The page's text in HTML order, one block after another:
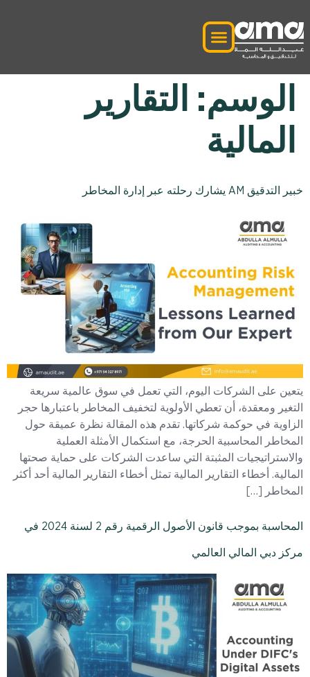
الوسم: التقارير
المالية
خبير التدقيق AM يشارك رحلته عبر إدارة المخاطر
يتعين على الشركات اليوم، التي تعمل في سوق عالمية سريعة
التغير ومعقدة، أن تعطي الأولوية لتخفيف المخاطر باعتبارها حجر
الزاوية في حوكمة شركاتها. تقدم هذه المقالة نظرة عميقة حول
المخاطر المحاسبية الحرجة، مع استكمال الأمثلة العملية
والاستراتيجيات المثبتة التي ساعدت الشركات على حماية صحتها
المالية. أخطاء التقارير المالية تمثل أخطاء التقارير المالية أحد أكثر
المخاطر […]
المحاسبة بموجب قانون الأصول الرقمية رقم 2 لسنة 2024 في
مركز دبي المالي العالمي